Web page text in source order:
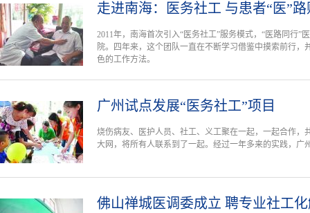
走进南海：医务社工 与患者“医”
2011年，南海首次引入“医务社工”服务模式，“医路同行”
院。四年来，这个团队一直在不断学习借鉴中摸索前行
色的工作方法。
广州试点发展“医务社工”项目
烧伤病友、医护人员、社工、义工聚在一起，一起合作，
大网，将所有人联系到了一起。经过一年多来的实践，广
佛山禅城医调委成立 聘专业社工